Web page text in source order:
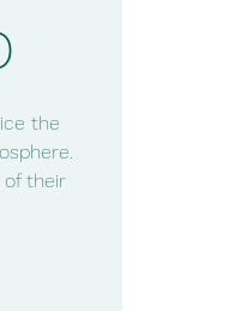
the
of their